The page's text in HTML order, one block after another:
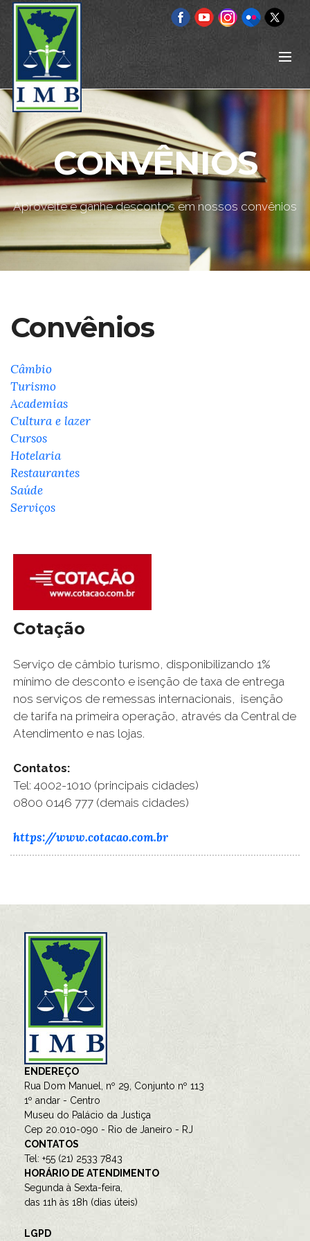
CONVÊNIOS
Aproveite e ganhe descontos em nossos convênios
Convênios
Câmbio
Turismo
Academias
Cultura e lazer
Cursos
Hotelaria
Restaurantes
Saúde
Serviços
Cotação
Serviço de câmbio turismo, disponibilizando 1%
mínimo de desconto e isenção de taxa de entrega
nos serviços de remessas internacionais, isenção
de tarifa na primeira operação, através da Central de
Atendimento e nas lojas.
Contatos:
Tel: 4002-1010 (principais cidades)
0800 0146 777 (demais cidades)
https://www.cotacao.com.br
ENDEREÇO
Rua Dom Manuel, nº 29, Conjunto nº 113
1º andar - Centro
Museu do Palácio da Justiça
Cep 20.010-090 - Rio de Janeiro - RJ
CONTATOS
Tel: +55 (21) 2533 7843
HORÁRIO DE ATENDIMENTO
Segunda à Sexta-feira,
das 11h às 18h (dias úteis)
LGPD